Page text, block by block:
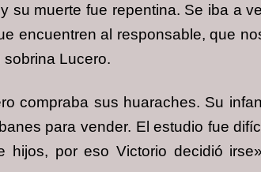
muerte fue repentina. Se iba a
encuentren al responsable, que
Lucero.
compraba sus huaraches. Su
para vender. El estudio fue
hijos, por eso Victorio decidió